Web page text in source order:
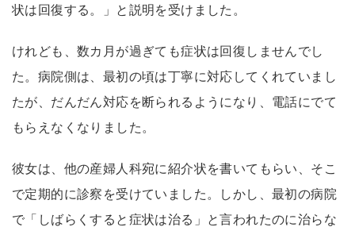
状は回復する。」と説明を受けました。
けれども、数カ月が過ぎても症状は回復しませんでし
た。病院側は、最初の頃は丁寧に対応してくれていまし
たが、だんだん対応を断られるようになり、電話にでて
もらえなくなりました。
彼女は、他の産婦人科宛に紹介状を書いてもらい、そこ
で定期的に診察を受けていました。しかし、最初の病院
で「しばらくすると症状は治る」と言われたのに治らな